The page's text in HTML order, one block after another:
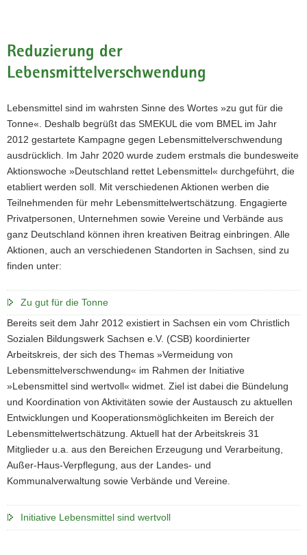
Reduzierung der
Lebensmittelverschwendung
Lebensmittel sind im wahrsten Sinne des Wortes »zu gut für die
Tonne«. Deshalb begrüßt das SMEKUL die vom BMEL im Jahr
2012 gestartete Kampagne gegen Lebensmittelverschwendung
ausdrücklich. Im Jahr 2020 wurde zudem erstmals die bundesweite
Aktionswoche »Deutschland rettet Lebensmittel« durchgeführt, die
etabliert werden soll. Mit verschiedenen Aktionen werben die
Teilnehmenden für mehr Lebensmittelwertschätzung. Engagierte
Privatpersonen, Unternehmen sowie Vereine und Verbände aus
ganz Deutschland können ihren kreativen Beitrag einbringen. Alle
Aktionen, auch an verschiedenen Standorten in Sachsen, sind zu
finden unter:
Zu gut für die Tonne
Bereits seit dem Jahr 2012 existiert in Sachsen ein vom Christlich
Sozialen Bildungswerk Sachsen e.V. (CSB) koordinierter
Arbeitskreis, der sich des Themas »Vermeidung von
Lebensmittelverschwendung« im Rahmen der Initiative
»Lebensmittel sind wertvoll« widmet. Ziel ist dabei die Bündelung
und Koordination von Aktivitäten sowie der Austausch zu aktuellen
Entwicklungen und Kooperationsmöglichkeiten im Bereich der
Lebensmittelwertschätzung. Aktuell hat der Arbeitskreis 31
Mitglieder u.a. aus den Bereichen Erzeugung und Verarbeitung,
Außer-Haus-Verpflegung, aus der Landes- und
Kommunalverwaltung sowie Verbände und Vereine.
Initiative Lebensmittel sind wertvoll